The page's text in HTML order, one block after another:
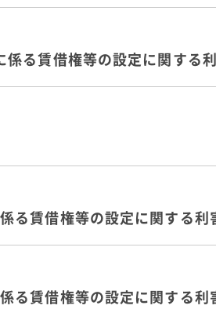
る賃借権等の設定に関する
る賃借権等の設定に関する
る賃借権等の設定に関する